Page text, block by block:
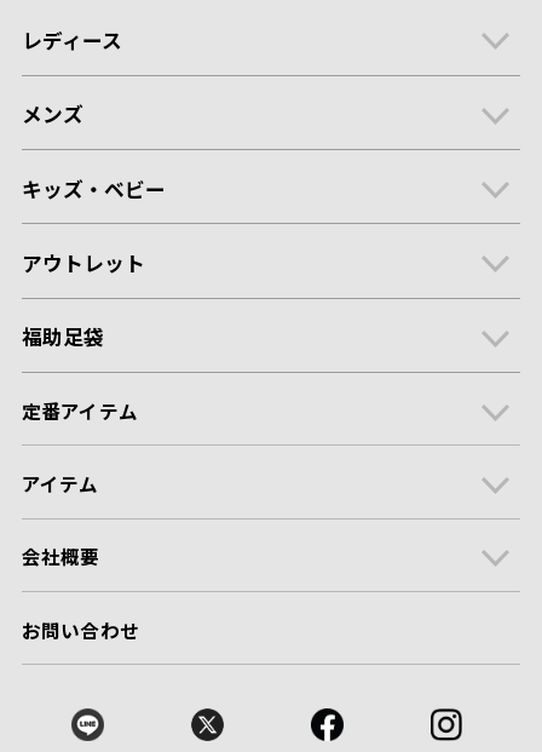
レディース
メンズ
キッズ・ベビー
アウトレット
福助足袋
定番アイテム
アイテム
会社概要
お問い合わせ